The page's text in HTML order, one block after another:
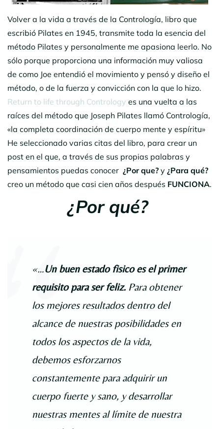
Volver a la vida a través de la Contrología, libro que
escribió Pilates en 1945, transmite toda la esencia del
método Pilates y personalmente me apasiona leerlo. No
sólo porque proporciona una información muy valiosa
de como Joe entendió el movimiento y pensó y diseño el
método, o de la fuerza y convicción con la que lo hizo.
Return to life through Contrology es una vuelta a las
raíces del método que Joseph Pilates llamó Contrología,
«la completa coordinación de cuerpo mente y espíritu»
He seleccionado varias citas del libro, para crear un
post en el que, a través de sus propias palabras y
pensamientos puedas conocer ¿Por que? y ¿Para qué?
creo un método que casi cien años después FUNCIONA.
¿Por qué?
«…Un buen estado fisico es el primer
requisito para ser feliz. Para obtener
los mejores resultados dentro del
alcance de nuestras posibilidades en
todos los aspectos de la vida,
debemos esforzarnos
constantemente para adquirir un
cuerpo fuerte y sano, y desarrollar
nuestras mentes al límite de nuestra